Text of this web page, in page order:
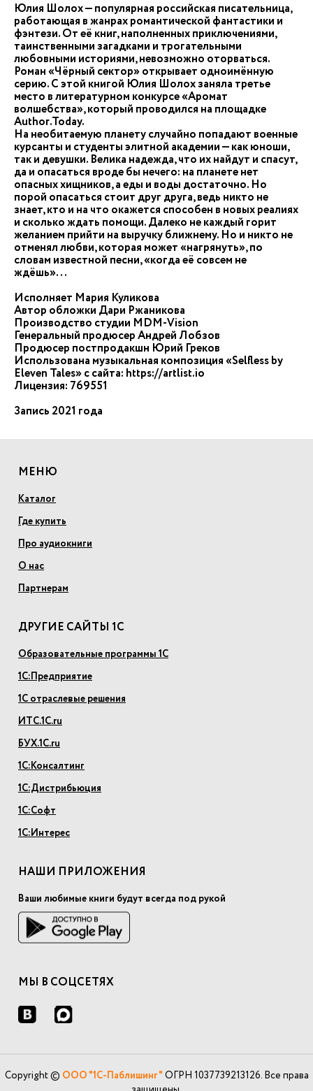
Юлия Шолох — популярная российская писательница,
работающая в жанрах романтической фантастики и
фэнтези. От её книг, наполненных приключениями,
таинственными загадками и трогательными
любовными историями, невозможно оторваться.
Роман «Чёрный сектор» открывает одноимённую
серию. С этой книгой Юлия Шолох заняла третье
место в литературном конкурсе «Аромат
волшебства», который проводился на площадке
Author.Today.
На необитаемую планету случайно попадают военные
курсанты и студенты элитной академии — как юноши,
так и девушки. Велика надежда, что их найдут и спасут,
да и опасаться вроде бы нечего: на планете нет
опасных хищников, а еды и воды достаточно. Но
порой опасаться стоит друг друга, ведь никто не
знает, кто и на что окажется способен в новых реалиях
и сколько ждать помощи. Далеко не каждый горит
желанием прийти на выручку ближнему. Но и никто не
отменял любви, которая может «нагрянуть», по
словам известной песни, «когда её совсем не
ждёшь»...
Исполняет Мария Куликова
Автор обложки Дари Ржаникова
Производство студии MDM-Vision
Генеральный продюсер Андрей Лобзов
Продюсер постпродакшн Юрий Греков
Использована музыкальная композиция «Selfless by
Eleven Tales» с сайта: https://artlist.io
Лицензия: 769551
Запись 2021 года
МЕНЮ
Каталог
Где купить
Про аудиокниги
О нас
Партнерам
ДРУГИЕ САЙТЫ 1С
Образовательные программы 1С
1С:Предприятие
1С отраслевые решения
ИТС.1С.ru
БУХ.1С.ru
1С:Консалтинг
1С:Дистрибьюция
1С:Софт
1С:Интерес
НАШИ ПРИЛОЖЕНИЯ
Ваши любимые книги будут всегда под рукой
МЫ В СОЦСЕТЯХ
Copyright © ООО "1С-Паблишинг" ОГРН 1037739213126. Все права